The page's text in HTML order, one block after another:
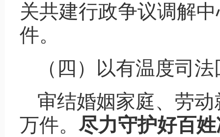
关共建行政争议调解
件。
（四）以有温度司
审结婚姻家庭、劳
万件。 尽力守护好百